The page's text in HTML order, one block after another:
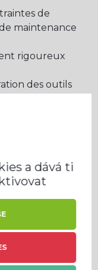
de
maintenance
rigoureux
des outils
sur Isère)
engagée en
d’un
(Bac +2,
a dává ti